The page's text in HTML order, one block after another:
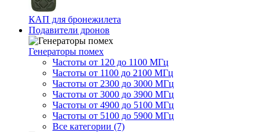
КАП для бронежилета
Подавители дронов
Генераторы помех
Частоты от 120 до 1100 МГц
Частоты от 1100 до 2100 МГц
Частоты от 2300 до 3000 МГц
Частоты от 3000 до 3900 МГц
Частоты от 4900 до 5100 МГц
Частоты от 5100 до 5900 МГц
Все категории (7)